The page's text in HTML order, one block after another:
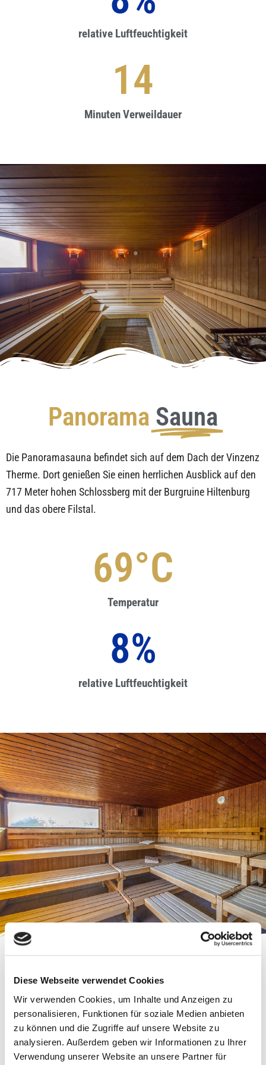
Diese Webseite verwendet Cookies
Wir verwenden Cookies, um Inhalte und Anzeigen zu
personalisieren, Funktionen für soziale Medien anbieten
zu können und die Zugriffe auf unsere Website zu
analysieren. Außerdem geben wir Informationen zu Ihrer
Verwendung unserer Website an unsere Partner für
relative Luftfeuchtigkeit
Minuten Verweildauer
15
Panorama Sauna
Die Panoramasauna befindet sich auf dem Dach der Vinzenz
Therme. Dort genießen Sie einen herrlichen Ausblick auf den
717 Meter hohen Schlossberg mit der Burgruine Hiltenburg
und das obere Filstal.
Temperatur
85°C
relative Luftfeuchtigkeit​
10%
Sanarium im Überblick
Das mild temperierte Sanarium wirkt angenehm
entspannend. Herz und Kreislauf werden durch die niedrigere
Temperatur und das angenehme Klima geschont. Diese Art